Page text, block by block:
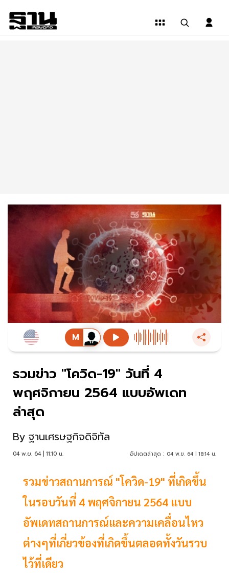
รวมข่าว "โควิด-19" วันที่ 4
พฤศจิกายน 2564 แบบอัพเดท
ล่าสุด
By ฐานเศรษฐกิจดิจิทัล
04 พ.ย. 64 | 11:10 น. อัปเดตล่าสุด : 04 พ.ย. 64 | 18:14 น.
รวมข่าวสถานการณ์ "โควิด-19" ที่เกิดขึ้น
ในรอบวันที่ 4 พฤศจิกายน 2564 แบบ
อัพเดทสถานการณ์และความเคลื่อนไหว
ต่างๆที่เกี่ยวข้องที่เกิดขึ้นตลอดทั้งวันรวบ
ไว้ที่เดียว